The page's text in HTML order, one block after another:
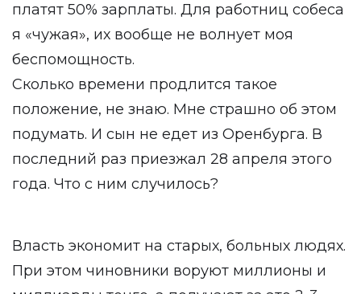
платят 50% зарплаты. Для работниц собеса
я «чужая», их вообще не волнует моя
беспомощность.
Сколько времени продлится такое
положение, не знаю. Мне страшно об этом
подумать. И сын не едет из Оренбурга. В
последний раз приезжал 28 апреля этого
года. Что с ним случилось?
Власть экономит на старых, больных людях.
При этом чиновники воруют миллионы и